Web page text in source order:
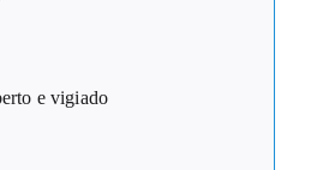
e vigiado